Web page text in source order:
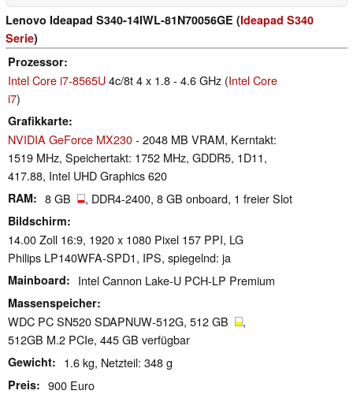
Lenovo Ideapad S340-14IWL-81N70056GE (Ideapad S340
Serie)
Prozessor
Intel Core i7-8565U4c/8t 4 x 1.8 - 4.6 GHz (Intel Core
i7)
Grafikkarte
NVIDIA GeForce MX230- 2048 MB VRAM, Kerntakt:
1519 MHz, Speichertakt: 1752 MHz, GDDR5, 1D11,
417.88, Intel UHD Graphics 620
RAM 8 GB , DDR4-2400, 8 GB onboard, 1 freier Slot
Bildschirm
14.00 Zoll 16:9, 1920 x 1080 Pixel 157 PPI, LG
Philips LP140WFA-SPD1, IPS, spiegelnd: ja
Mainboard Intel Cannon Lake-U PCH-LP Premium
Massenspeicher
WDC PC SN520 SDAPNUW-512G, 512 GB
,
512GB M.2 PCIe, 445 GB verfügbar
Gewicht 1.6 kg, Netzteil: 348 g
Preis 900 Euro